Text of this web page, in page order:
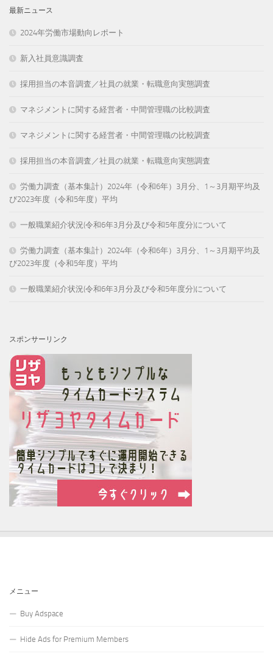
最新ニュース
2024年労働市場動向レポート
新入社員意識調査
採用担当の本音調査／社員の就業・転職意向実態調査
マネジメントに関する経営者・中間管理職の比較調査
マネジメントに関する経営者・中間管理職の比較調査
採用担当の本音調査／社員の就業・転職意向実態調査
労働力調査（基本集計）2024年（令和6年）3月分、1～3月期平均及
び2023年度（令和5年度）平均
一般職業紹介状況(令和6年3月分及び令和5年度分)について
労働力調査（基本集計）2024年（令和6年）3月分、1～3月期平均及
び2023年度（令和5年度）平均
一般職業紹介状況(令和6年3月分及び令和5年度分)について
スポンサーリンク
メニュー
Buy Adspace
Hide Ads for Premium Members